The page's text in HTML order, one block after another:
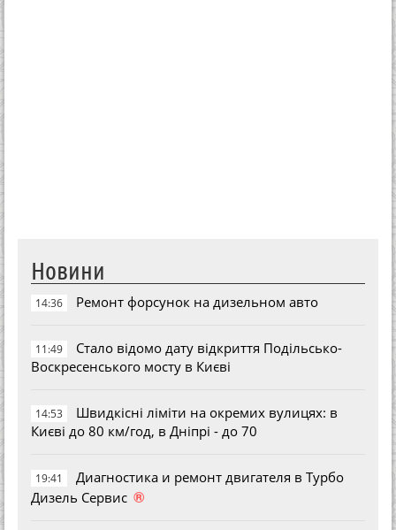
Новини
14:36 Ремонт форсунок на дизельном авто
11:49
Стало відомо дату відкриття Подільсько-
Воскресенського мосту в Києві
14:53
Швидкісні ліміти на окремих вулицях: в
Києві до 80 км/год, в Дніпрі - до 70
19:41
Диагностика и ремонт двигателя в Турбо
Дизель Сервис ®